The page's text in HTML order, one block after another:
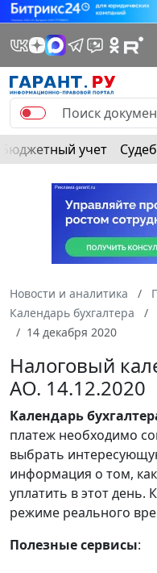
Бюджетный учет
Новости и аналитика
Календарь бухгалтера
14 декабря 2020
Налоговый
АО. 14.12.2020
Календарь
платеж необходимо
выбрать
информация о том,
уплатить в этот день.
режиме реального
Полезные сервисы: